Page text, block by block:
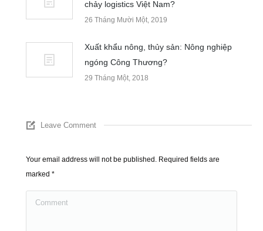
chảy logistics Việt Nam?
26 Tháng Mười Một, 2019
Xuất khẩu nông, thủy sản: Nông nghiệp
ngóng Công Thương?
29 Tháng Một, 2018
Leave Comment
Your email address will not be published. Required fields are
marked *